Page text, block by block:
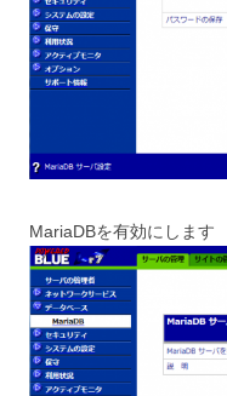
MariaDBを有効にします